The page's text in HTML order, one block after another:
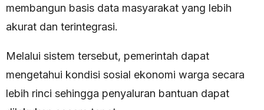
membangun basis data masyarakat yang lebih
akurat dan terintegrasi.
Melalui sistem tersebut, pemerintah dapat
mengetahui kondisi sosial ekonomi warga secara
lebih rinci sehingga penyaluran bantuan dapat